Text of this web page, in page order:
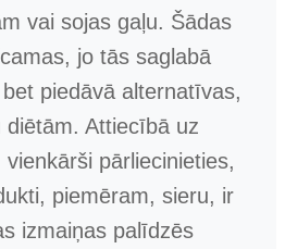
vai sojas gaļu. Šādas
jo tās saglabā
piedāvā alternatīvas,
diētām. Attiecībā uz
pārliecinieties,
piemēram, sieru, ir
izmaiņas palīdzēs